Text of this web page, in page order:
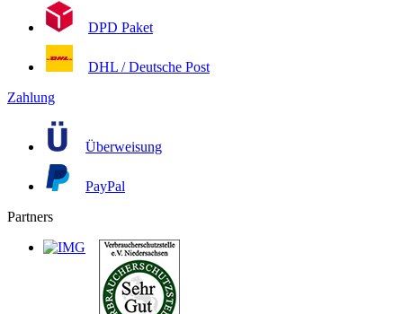
DPD Paket
DHL / Deutsche Post
Zahlung
Überweisung
PayPal
Partners